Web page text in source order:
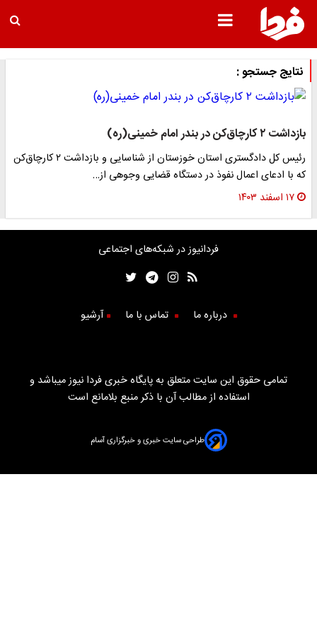
نتایج جستجو :
بازداشت ۲ کارچاق‌کن در بندر امام خمینی(ره)
رئیس کل دادگستری استان خوزستان از شناسایی و بازداشت ۲ کارچاق‌کن
که با ادعای اعمال نفوذ در دستگاه قضایی وجوهی از…
۱۷ اسفند ۱۴۰۳
فردانیوز در شبکه‌های اجتماعی
درباره ما تماس با ما آرشیو
تمامی حقوق این سایت متعلق به پایگاه خبری فردا نیوز میباشد و
استفاده از مطالب آن با ذکر منبع بلامانع است
طراحی سایت خبری و خبرگزاری آسام